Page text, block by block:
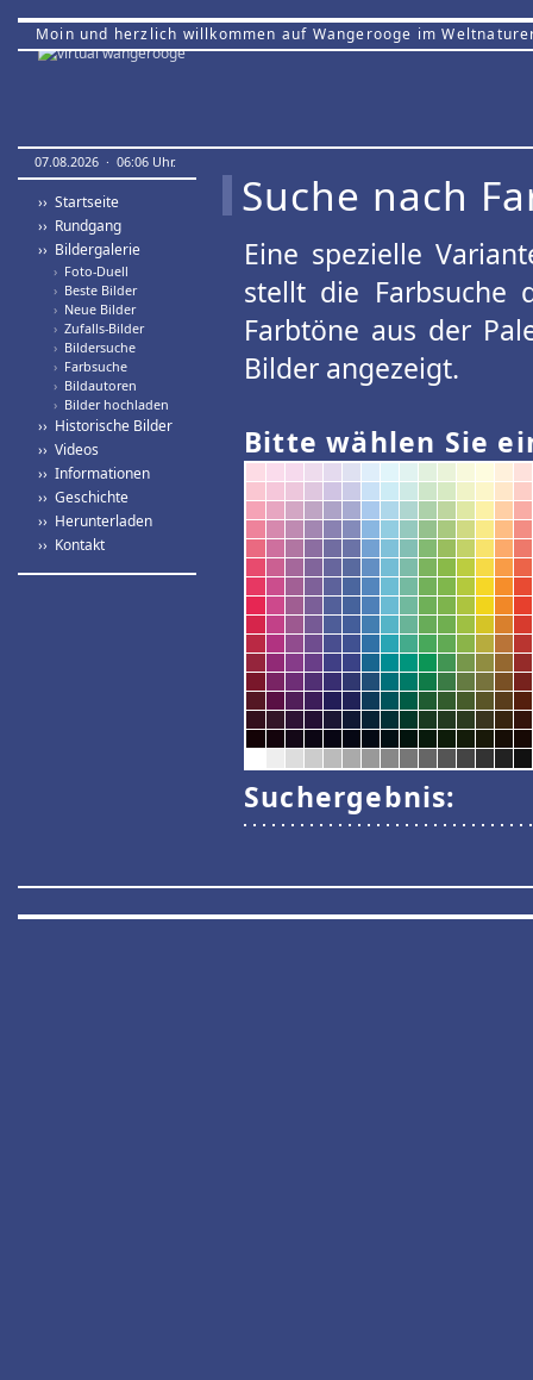
Moin und herzlich willkommen auf Wangerooge im
07.08.2026 · 06:06 Uhr.
›› Startseite
›› Rundgang
›› Bildergalerie
› Foto-Duell
› Beste Bilder
› Neue Bilder
› Zufalls-Bilder
› Bildersuche
› Farbsuche
› Bildautoren
› Bilder hochladen
›› Historische Bilder
›› Videos
›› Informationen
›› Geschichte
›› Herunterladen
›› Kontakt
Suche nach
Eine spezielle
stellt die Farbsuche
Farbtöne aus der
Bilder angezeigt.
Bitte wählen Sie
Suchergebnis: